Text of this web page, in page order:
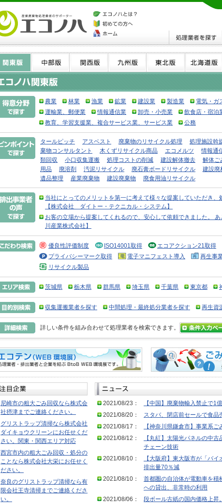
農業 林業 漁業 鉱業 建設業 製造業
電気・ガ
運輸業、郵便業
情報通信業 卸売・小売業 飲食店・宿泊
教育、学習支援業、複合サービス業、サービス業
公務
タールピッチ アスベスト 廃棄物のリサイクル処理 処理施設斡
棄物コンサルタント
木くずリサイクル商品 エコメルツ 情報通
類回収
小口収集運搬 処理コストの削減 建設解体撤去 解体ご
用品
廃溶剤 汚泥リサイクル 廃石膏ボードリサイクル 建設廃
遺品整理
産業廃棄物 建設廃棄物 廃食用油リサイクル
当社にとってのメリットを第一に考えて様々な提案していただき
【株式会社 ダイトー・テクニカル・システム】
お客の立場から提案してくれるので、安心して依頼できました。
川産業株式会社】
優良性評価制度 ISO14001取得
エコアクション21取得
プライバシーマーク取得
電子マニフェスト導入 再生事
リサイクル製品
茨城県 栃木県 群馬県 埼玉県 千葉県 東京都
収集運搬業者を探す 中間処理・最終処分業者を探す 再生資
詳しい条件を組み合わせて処理業者を検索できます。
尼崎市の粗大ごみ回収なら株式会
社摂津までご連絡ください。
グリストラップ清掃なら株式会社
ダイキョウクリーンにお任せくだ
さい。関東・関西エリア対応
西宮市内の粗大ごみ回収・処分の
ことなら株式会社大栄にお任せく
ださい。
奈良のグリストラップ清掃なら有
限会社王寺清掃までご連絡くださ
い。
2021/08/23：
【中国】廃棄物輸入禁止で1
2021/08/20：
スタバ、閉店前セールで食品
2021/08/17：
【神奈川県鎌倉市】事業系
2021/08/12：
【丸紅】太陽光パネルの中
チェーン技術
2021/08/10：
【大阪府】東大阪市が「バ
排出量70％減
2021/08/10：
首都圏の自治体が電動車を積
への貸出、非常時の利用
2021/08/06：
段ボール古紙の国内価格上昇